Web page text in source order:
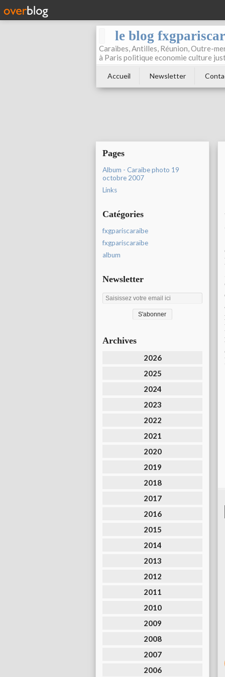
le blog
Caraibes, Antilles, Réunion, Outre-
à Paris politique economie culture
Accueil Newsletter
Pages
Album - Caraibe photo 19
octobre 2007
Links
Catégories
fxgpariscaraibe
fxgpariscaraïbe
album
Newsletter
Archives
2026
2025
2024
2023
2022
2021
2020
2019
2018
2017
2016
2015
2014
2013
2012
2011
2010
2009
2008
2007
2006